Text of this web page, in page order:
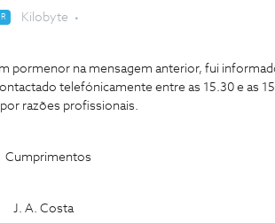
Kilobyte
na mensagem anterior, fui informado
telefónicamente entre as 15.30 e as
razões profissionais.